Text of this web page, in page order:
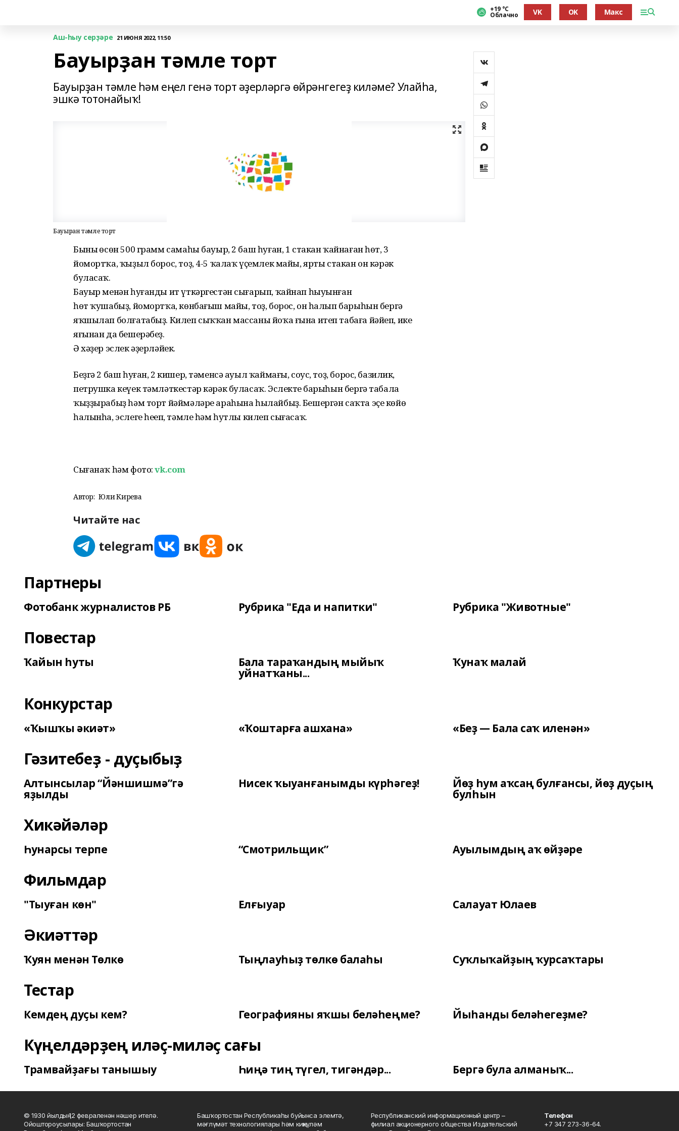
+19 °С
Облачно VK OK Макс
Аш-һыу серҙәре 21 ИЮНЯ 2022, 11:50
Бауырҙан тәмле торт
Бауырҙан тәмле һәм еңел генә торт әҙерләргә өйрәнгегеҙ киләме? Улайһа,
эшкә тотонайыҡ!
Бауырҙан тәмле торт
Бының өсөн 500 грамм самаһы бауыр, 2 баш һуған, 1 стакан ҡайнаған һөт, 3
йомортҡа, ҡыҙыл борос, тоҙ, 4-5 ҡалаҡ үҫемлек майы, ярты стакан он кәрәк
буласаҡ.
Бауыр менән һуғанды ит үткәргестән сығарып, ҡайнап һыуынған
һөт ҡушабыҙ, йомортҡа, көнбағыш майы, тоҙ, борос, он һалып барыһын бергә
яҡшылап болғатабыҙ. Килеп сыҡҡан массаны йоҡа ғына итеп табаға йәйеп, ике
яғынан да бешерәбеҙ.
Ә хәҙер эслек әҙерләйек.
Беҙгә 2 баш һуған, 2 кишер, тәменсә ауыл ҡаймағы, соус, тоҙ, борос, базилик,
петрушка кеүек тәмләткестәр кәрәк буласаҡ. Эслектең барыһын бергә табала
ҡыҙҙырабыҙ һәм торт йәймәләре араһына һылайбыҙ. Бешергән саҡта эҫе көйө
һалынһа, эслеге һеңеп, тәмле һәм һутлы килеп сығасаҡ.
Сығанаҡ һәм фото:vk.com
Автор: Юлиә Кирәева
Читайте нас
Партнеры
Фотобанк журналистов РБ Рубрика "Еда и напитки" Рубрика "Животные"
Повестар
Ҡайын һуты Бала тараҡандың мыйыҡ
уйнатҡаны...
Ҡунаҡ малай
Конкурстар
«Ҡышҡы әкиәт» «Ҡоштарға ашхана» «Беҙ — Бала саҡ иленән»
Гәзитебеҙ - дуҫыбыҙ
Алтынсылар “Йәншишмә”гә
яҙылды
Нисек ҡыуанғанымды күрһәгеҙ! Йөҙ һум аҡсаң булғансы, йөҙ дуҫың
булһын
Хикәйәләр
Һунарсы терпе “Смотрильщик” Ауылымдың аҡ өйҙәре
Фильмдар
"Тыуған көн" Елғыуар Салауат Юлаев
Әкиәттәр
Ҡуян менән Төлкө Тыңлауһыҙ төлкө балаһы Суҡлыҡайҙың ҡурсаҡтары
Тестар
Кемдең дуҫы кем? Географияны яҡшы беләһеңме? Йыһанды беләһегеҙме?
Күңелдәрҙең иләҫ-миләҫ сағы
Трамвайҙағы танышыу Һиңә тиң түгел, тигәндәр... Бергә була алманыҡ...
© 1930 йылдың 12 февраленән нәшер ителә.
Ойоштороусылары: Башҡортостан
Башҡортостан Республикаһы буйынса элемтә,
мәғлүмәт технологиялары һәм киңкүләм
Республиканский информационный центр –
филиал акционерного общества Издательский
Телефон
+7 347 273-36-64.